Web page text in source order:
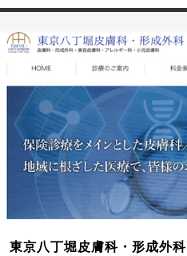
東京八丁堀皮膚科・形成外科